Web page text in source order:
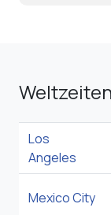
Los
Angeles
Mexico City